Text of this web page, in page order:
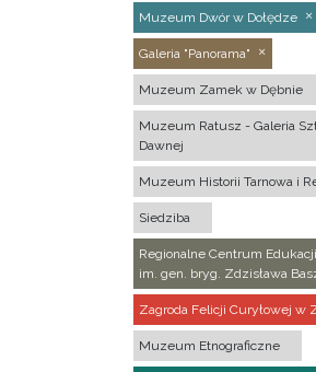
Muzeum Dwór w Dołędze
Galeria "Panorama"
Muzeum Zamek w Dębnie
Muzeum Ratusz - Galeria
Dawnej
Muzeum Historii Tarnowa i
Siedziba
Regionalne Centrum
im. gen. bryg. Zdzisława
Zagroda Felicji Curyłowej w
Muzeum Etnograficzne